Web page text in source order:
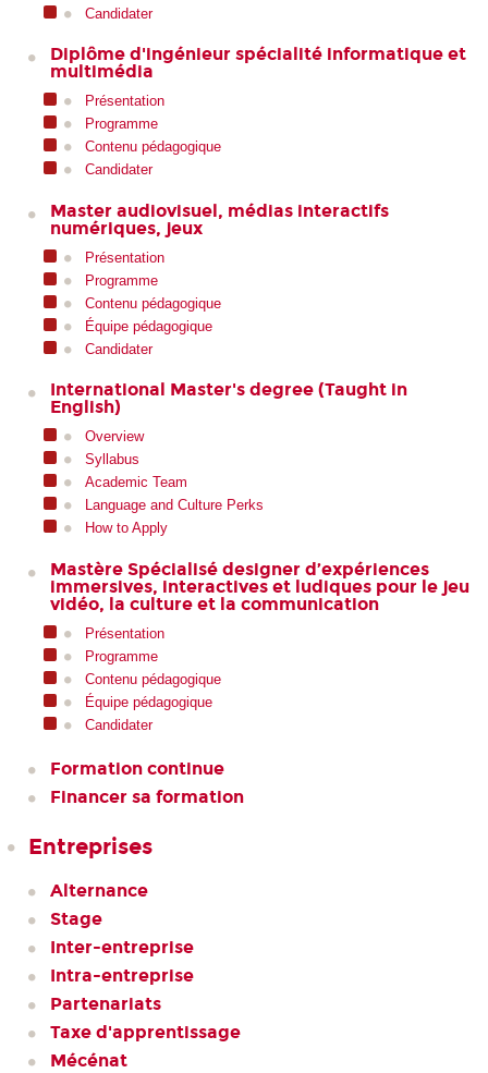
Candidater
Diplôme d'ingénieur spécialité informatique et
multimédia
Présentation
Programme
Contenu pédagogique
Candidater
Master audiovisuel, médias interactifs
numériques, jeux
Présentation
Programme
Contenu pédagogique
Équipe pédagogique
Candidater
International Master's degree (Taught in
English)
Overview
Syllabus
Academic Team
Language and Culture Perks
How to Apply
Mastère Spécialisé designer d’expériences
immersives, interactives et ludiques pour le jeu
vidéo, la culture et la communication
Présentation
Programme
Contenu pédagogique
Équipe pédagogique
Candidater
Formation continue
Financer sa formation
Entreprises
Alternance
Stage
Inter-entreprise
Intra-entreprise
Partenariats
Taxe d'apprentissage
Mécénat